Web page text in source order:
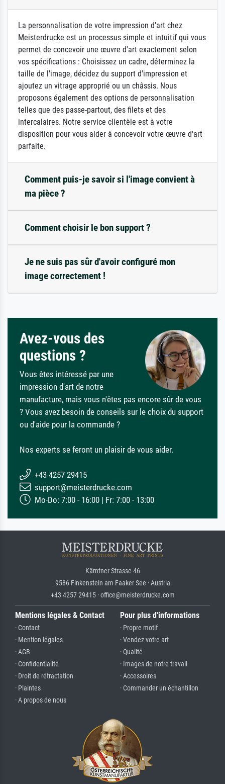
La personnalisation de votre impression d'art chez
Meisterdrucke est un processus simple et intuitif qui vous
permet de concevoir une œuvre d'art exactement selon
vos spécifications : Choisissez un cadre, déterminez la
taille de l'image, décidez du support d'impression et
ajoutez un vitrage approprié ou un châssis. Nous
proposons également des options de personnalisation
telles que des passe-partout, des filets et des
intercalaires. Notre service clientèle est à votre
disposition pour vous aider à concevoir votre œuvre d'art
parfaite.
Comment puis-je savoir si l'image convient à
ma pièce ?
Comment choisir le bon support ?
Je ne suis pas sûr d'avoir configuré mon
image correctement !
Avez-vous des
questions ?
Vous êtes intéressé par une
impression d'art de notre
manufacture, mais vous n'êtes pas encore sûr de vous
? Vous avez besoin de conseils sur le choix du support
ou d'aide pour la commande ?
Nos experts se feront un plaisir de vous aider.
+43 4257 29415
support@meisterdrucke.com
Mo-Do: 7:00 - 16:00 | Fr: 7:00 - 13:00
Kärntner Strasse 46
9586 Finkenstein am Faaker See · Austria
+43 4257 29415 · office@meisterdrucke.com
Mentions légales & Contact
· Contact
· Mention légales
· AGB
· Confidentialité
· Droit de rétractation
· Plaintes
· A propos de nous
Pour plus d'informations
· Propre motif
· Vendez votre art
· Qualité
· Images de notre travail
· Accessoires
· Commander un échantillon